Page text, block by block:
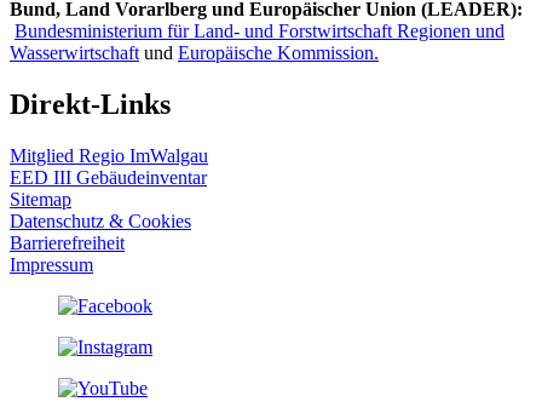
Bund, Land Vorarlberg und Europäischer Union (LEADER):
Bundesministerium für Land- und Forstwirtschaft Regionen und
Wasserwirtschaft und Europäische Kommission.
Direkt-Links
Mitglied Regio ImWalgau
EED III Gebäudeinventar
Sitemap
Datenschutz & Cookies
Barrierefreiheit
Impressum